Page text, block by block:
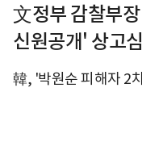
文정부 감찰부
신원공개' 상고
韓, '박원순 피해자 2